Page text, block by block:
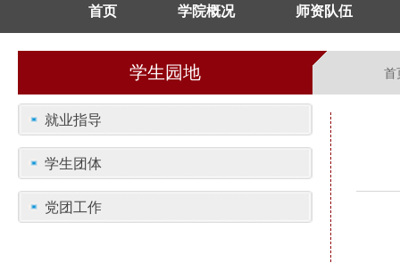
首页 学院概况 师资队伍
学生园地 首
就业指导
学生团体
党团工作